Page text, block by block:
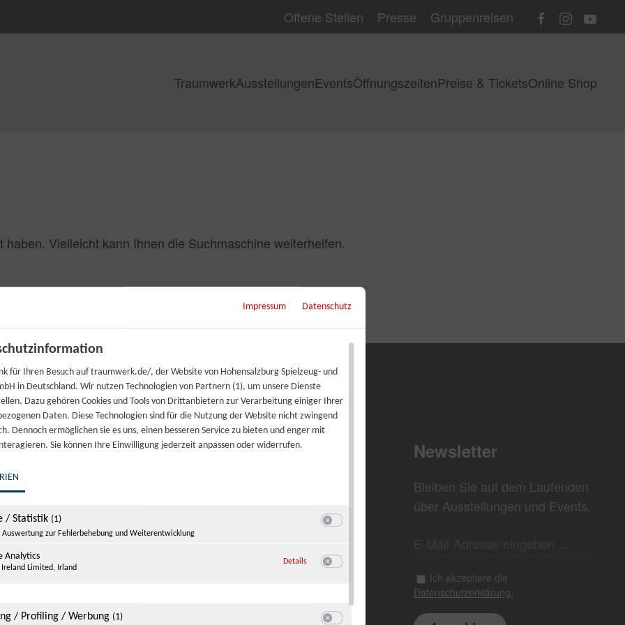
Offene Stellen Presse Gruppenreisen
TraumwerkAusstellungenEventsÖffnungszeitenPreise & TicketsOnline Shop
Vielleicht kann Ihnen die Suchmaschine weiterhelfen.
Porsche
Aufham
98950-0
Traumwerk
Öffnungszeiten
Newsletter
Bleiben Sie auf dem Laufenden
über Ausstellungen und Events.
Ich akzeptiere die
Datenschutzerklärung.
Impressum Datenschutz
für Ihren Besuch auf traumwerk.de/, der Website von Hohensalzburg Spielzeug- und
in Deutschland. Wir nutzen Technologien von Partnern (1), um unsere Dienste
Dazu gehören Cookies und Tools von Drittanbietern zur Verarbeitung einiger Ihrer
Daten. Diese Technologien sind für die Nutzung der Website nicht zwingend
Dennoch ermöglichen sie es uns, einen besseren Service zu bieten und enger mit
Sie können Ihre Einwilligung jederzeit anpassen oder widerrufen.
/ Statistik (1)
Auswertung zur Fehlerbehebung und Weiterentwicklung
Analytics
Ireland Limited, Irland
Details zu Google Analytics
Switch zum Einwilligen bzw. Ablehnen des Dienstes Google Analytics
/ Profiling / Werbung (1)